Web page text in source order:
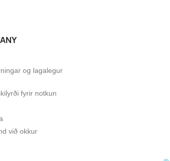
og lagalegur
fyrir notkun
við okkur